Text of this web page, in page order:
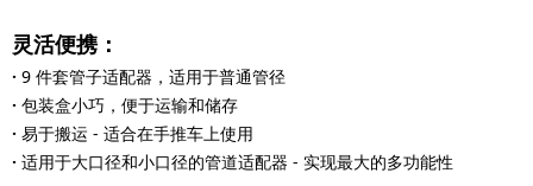
灵活便携：
· 9 件套管子适配器，适用于普通管径
· 包装盒小巧，便于运输和储存
· 易于搬运 - 适合在手推车上使用
· 适用于大口径和小口径的管道适配器 - 实现最大的多功能性